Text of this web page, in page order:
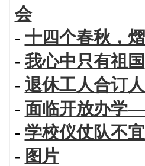
会
- 十四个春秋，
- 我心中只有祖国
- 退休工人合订
- 面临开放办学
- 学校仪仗队不
- 图片